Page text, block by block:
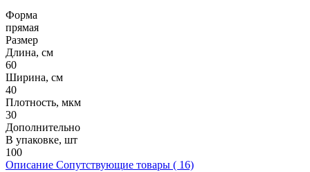
Форма
прямая
Размер
Длина, см
60
Ширина, см
40
Плотность, мкм
30
Дополнительно
В упаковке, шт
100
Описание Сопутствующие товары ( 16)